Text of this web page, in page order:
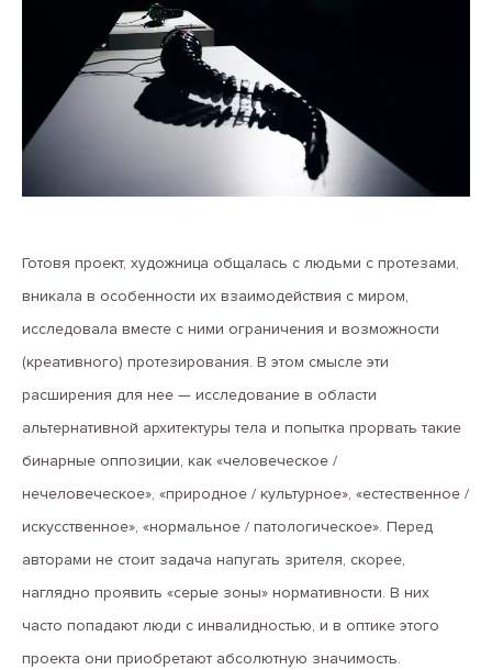
Готовя проект, художница общалась с людьми с протезами,
вникала в особенности их взаимодействия с миром,
исследовала вместе с ними ограничения и возможности
(креативного) протезирования. В этом смысле эти
расширения для нее — исследование в области
альтернативной архитектуры тела и попытка прорвать такие
бинарные оппозиции, как «человеческое /
нечеловеческое», «природное / культурное», «естественное /
искусственное», «нормальное / патологическое». Перед
авторами не стоит задача напугать зрителя, скорее,
наглядно проявить «серые зоны» нормативности. В них
часто попадают люди с инвалидностью, и в оптике этого
проекта они приобретают абсолютную значимость.